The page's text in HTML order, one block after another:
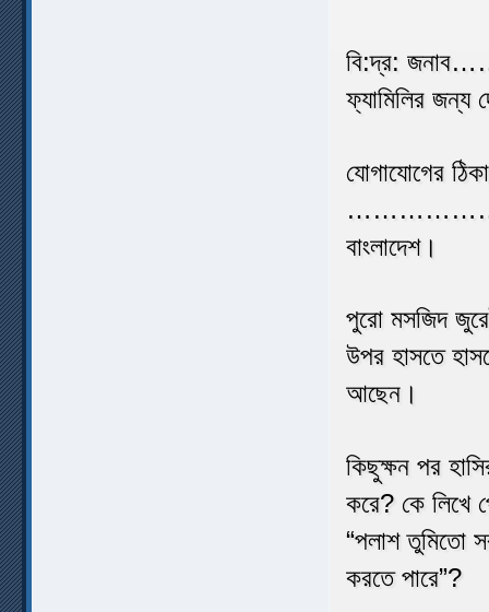
বি:দ্র:
ফ্যামিলির জন্য
যোগাযোগের
বাংলাদেশ।
পুরো মসজিদ
উপর হাসতে
আছেন।
কিছুক্ষন পর
করে? কে লিখে
“পলাশ তুমিতো
করতে পারে”?